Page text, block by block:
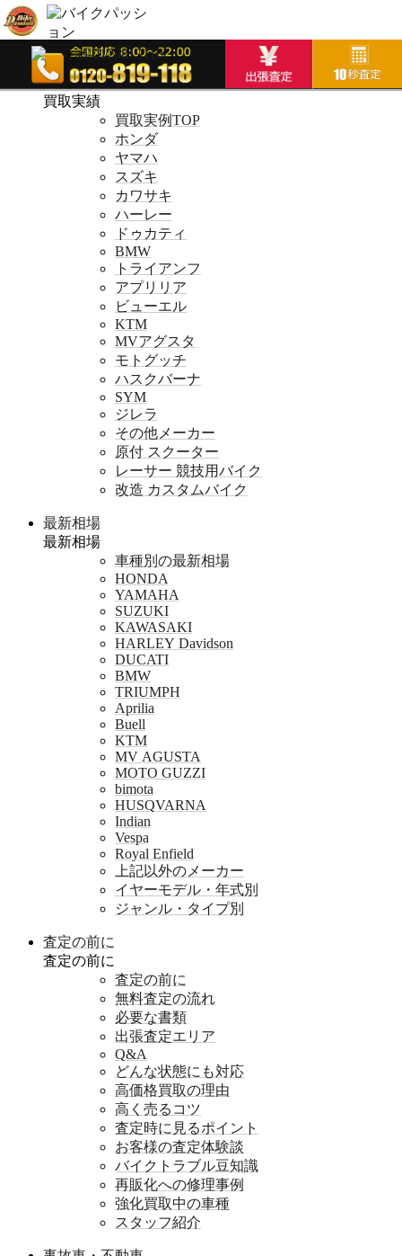
ホームページ
ホームページ
買取実績
買取実績
買取実例TOP
ホンダ
ヤマハ
スズキ
カワサキ
ハーレー
ドゥカティ
BMW
トライアンフ
アプリリア
ビューエル
KTM
MVアグスタ
モトグッチ
ハスクバーナ
SYM
ジレラ
その他メーカー
原付 スクーター
レーサー 競技用バイク
改造 カスタムバイク
最新相場
最新相場
車種別の最新相場
HONDA
YAMAHA
SUZUKI
KAWASAKI
HARLEY Davidson
DUCATI
BMW
TRIUMPH
Aprilia
Buell
KTM
MV AGUSTA
MOTO GUZZI
bimota
HUSQVARNA
Indian
Vespa
Royal Enfield
上記以外のメーカー
イヤーモデル・年式別
ジャンル・タイプ別
査定の前に
査定の前に
査定の前に
無料査定の流れ
必要な書類
出張査定エリア
Q&A
どんな状態にも対応
高価格買取の理由
高く売るコツ
査定時に見るポイント
お客様の査定体験談
バイクトラブル豆知識
再販化への修理事例
強化買取中の車種
スタッフ紹介